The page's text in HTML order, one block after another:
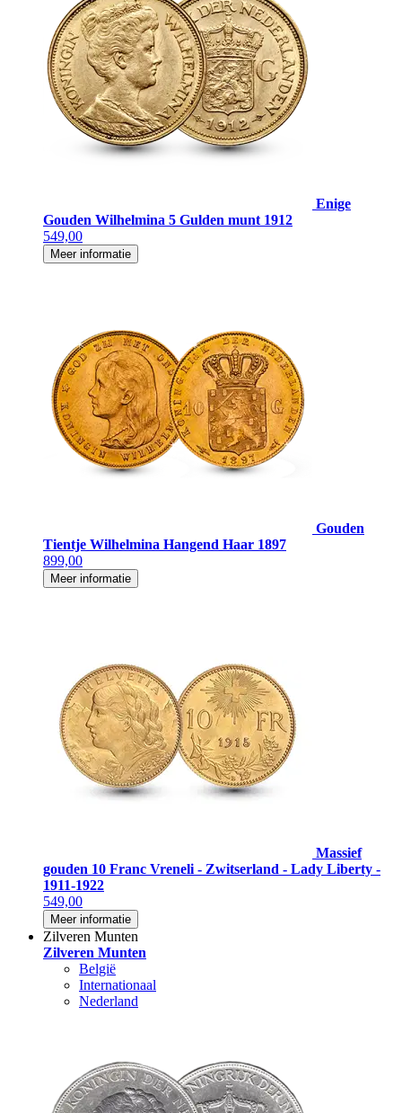
Enige
Gouden Wilhelmina 5 Gulden munt 1912
549,00
Meer informatie
Gouden
Tientje Wilhelmina Hangend Haar 1897
899,00
Meer informatie
Massief
gouden 10 Franc Vreneli - Zwitserland - Lady Liberty -
1911-1922
549,00
Meer informatie
Zilveren Munten
Zilveren Munten
België
Internationaal
Nederland